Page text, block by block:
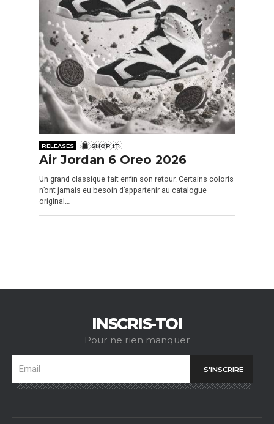
RELEASES SHOP IT
Air Jordan 6 Oreo 2026
Un grand classique fait enfin son retour. Certains coloris
n’ont jamais eu besoin d’appartenir au catalogue
original…
INSCRIS-TOI
Pour ne rien manquer